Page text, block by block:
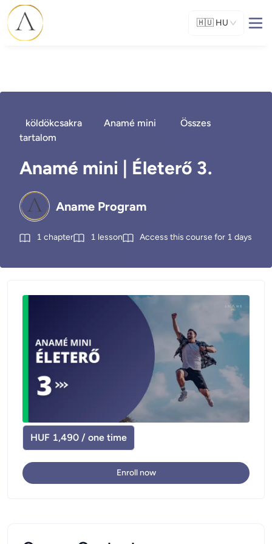
🇭🇺 HU
köldökcsakra Anamé mini
Összes
tartalom
Anamé mini | Életerő 3.
Aname Program
1 chapter 1 lesson Access this course for 1 days
HUF 1,490 / one time
Enroll now